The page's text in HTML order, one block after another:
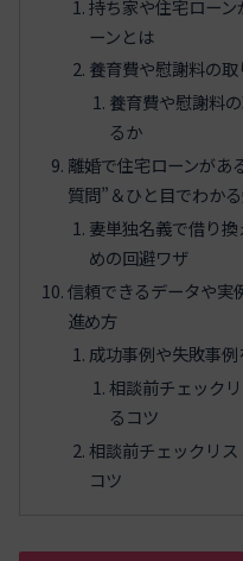
持ち家や住宅ロー
ーンとは
養育費や慰謝料の
養育費や慰謝料
るか
離婚で住宅ローンがあ
質問”＆ひと目でわか
妻単独名義で借り
めの回避ワザ
信頼できるデータや実
進め方
成功事例や失敗事
相談前チェック
るコツ
相談前チェックリ
コツ